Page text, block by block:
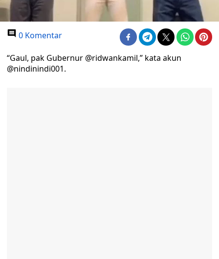
0 Komentar
“Gaul, pak Gubernur @ridwankamil,” kata akun
@nindinindi001.